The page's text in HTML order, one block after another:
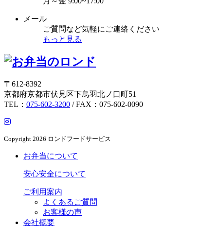
メール
ご質問など気軽にご連絡ください
もっと見る
〒612-8392
京都府京都市伏見区下鳥羽北ノ口町51
TEL： 075-602-3200 / FAX：075-602-0090
Copyright 2026 ロンドフードサービス
お弁当について
安心安全について
ご利用案内
よくあるご質問
お客様の声
会社概要